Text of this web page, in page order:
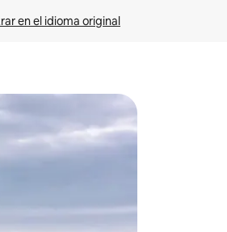
en el idioma original